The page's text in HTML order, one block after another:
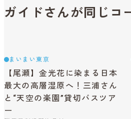
ガイドさんが同じコ
まいまい東京
【尾瀬】金光花に染まる日本
最大の高層湿原へ！三浦さん
と“天空の楽園”貸切バスツア
ー